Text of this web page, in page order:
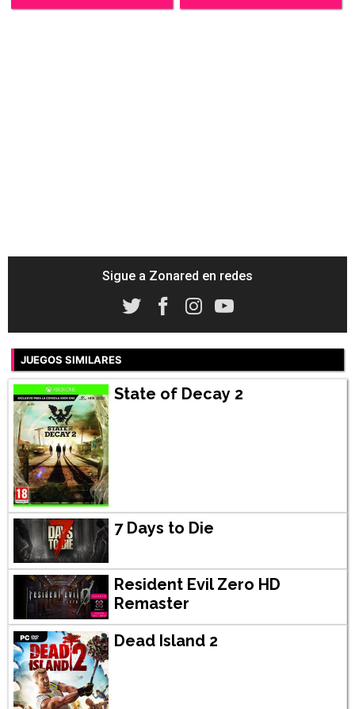
Sigue a Zonared en redes
JUEGOS SIMILARES
State of Decay 2
7 Days to Die
Resident Evil Zero HD
Remaster
Dead Island 2